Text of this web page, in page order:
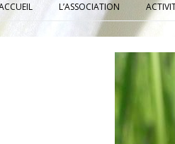
L’ASSOCIATION